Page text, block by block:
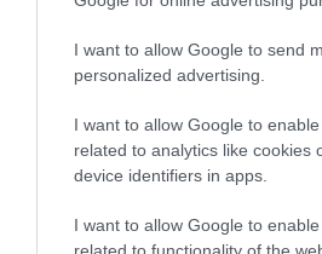
I want to allow Google to send
personalized advertising.
I want to allow Google to
related to analytics like cookies
device identifiers in apps.
I want to allow Google to
related to functionality of the